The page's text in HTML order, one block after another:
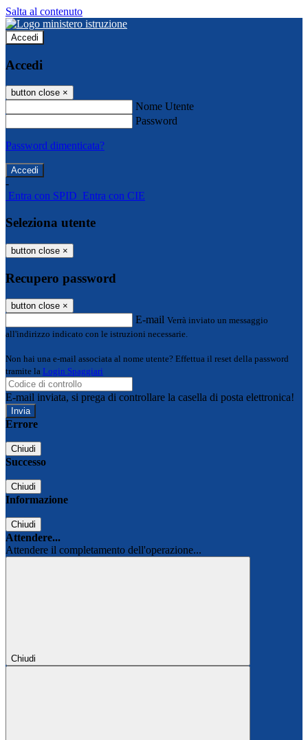
Salta al contenuto
Accedi
Accedi
button close ×
Nome Utente
Password
Password dimenticata?
-
Entra con SPID Entra con CIE
Seleziona utente
button close ×
Recupero password
button close ×
E-mail Verrà inviato un messaggio
all'indirizzo indicato con le istruzioni necessarie.
Non hai una e-mail associata al nome utente? Effettua il reset della password
tramite la Login Spaggiari
E-mail inviata, si prega di controllare la casella di posta elettronica!
Errore
Chiudi
Successo
Chiudi
Informazione
Chiudi
Attendere...
Attendere il completamento dell'operazione...
Chiudi